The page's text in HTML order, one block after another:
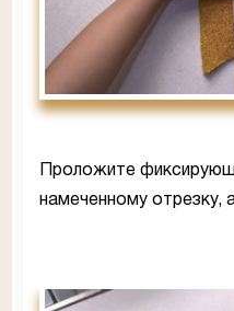
Проложите
намеченному отрезку,